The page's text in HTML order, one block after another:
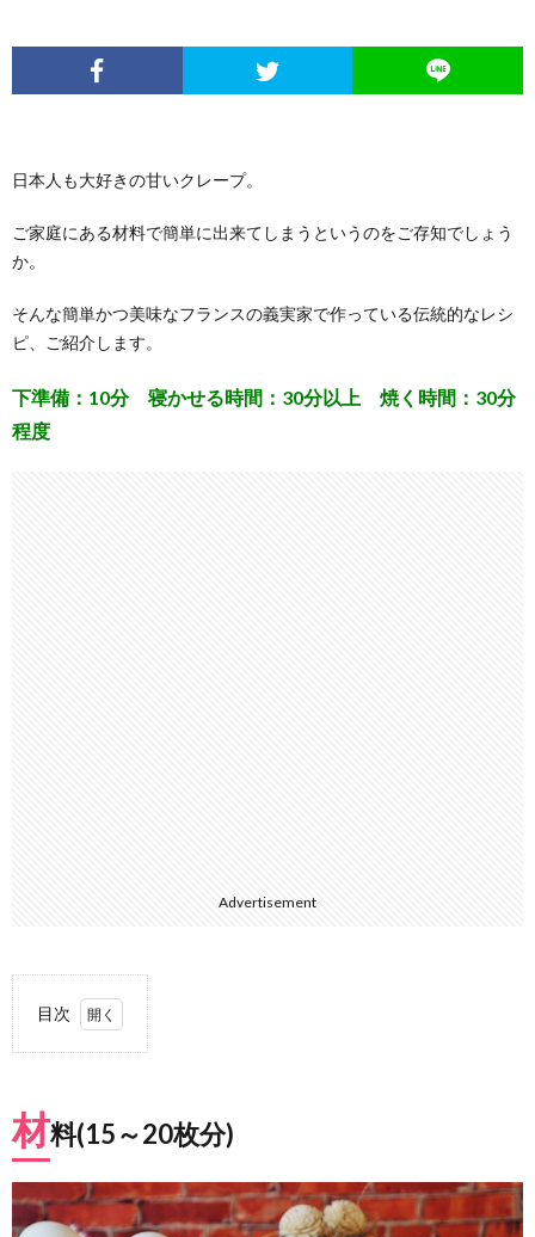
日本人も大好きの甘いクレープ。
ご家庭にある材料で簡単に出来てしまうというのをご存知でしょう
か。
そんな簡単かつ美味なフランスの義実家で作っている伝統的なレシ
ピ、ご紹介します。
下準備：10分 寝かせる時間：30分以上 焼く時間：30分
程度
Advertisement
目次
1.
～20
枚
分)
2.
作り
材料(15～20枚分)